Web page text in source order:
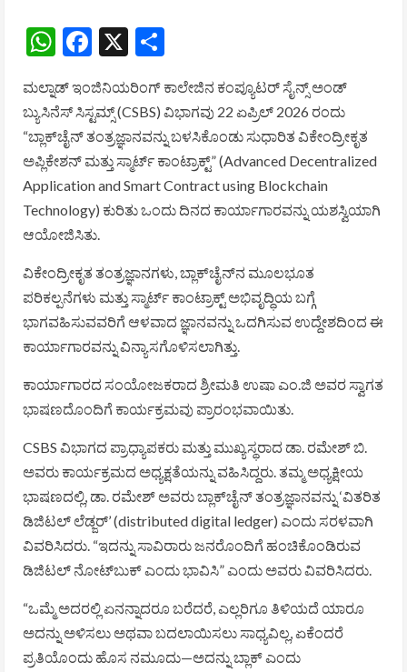
WhatsApp
Facebook
X
ಮಲ್ನಾಡ್ ಇಂಜಿನಿಯರಿಂಗ್ ಕಾಲೇಜಿನ ಕಂಪ್ಯೂಟರ್ ಸೈನ್ಸ್ ಅಂಡ್
ಬ್ಯುಸಿನೆಸ್ ಸಿಸ್ಟಮ್ಸ್ (CSBS) ವಿಭಾಗವು 22 ಏಪ್ರಿಲ್ 2026 ರಂದು
“ಬ್ಲಾಕ್‌ಚೈನ್ ತಂತ್ರಜ್ಞಾನವನ್ನು ಬಳಸಿಕೊಂಡು ಸುಧಾರಿತ ವಿಕೇಂದ್ರೀಕೃತ
ಅಪ್ಲಿಕೇಶನ್ ಮತ್ತು ಸ್ಮಾರ್ಟ್ ಕಾಂಟ್ರಾಕ್ಟ್” (Advanced Decentralized
Application and Smart Contract using Blockchain
Technology) ಕುರಿತು ಒಂದು ದಿನದ ಕಾರ್ಯಾಗಾರವನ್ನು ಯಶಸ್ವಿಯಾಗಿ
ಆಯೋಜಿಸಿತು.
ವಿಕೇಂದ್ರೀಕೃತ ತಂತ್ರಜ್ಞಾನಗಳು, ಬ್ಲಾಕ್‌ಚೈನ್‌ನ ಮೂಲಭೂತ
ಪರಿಕಲ್ಪನೆಗಳು ಮತ್ತು ಸ್ಮಾರ್ಟ್ ಕಾಂಟ್ರಾಕ್ಟ್ ಅಭಿವೃದ್ಧಿಯ ಬಗ್ಗೆ
ಭಾಗವಹಿಸುವವರಿಗೆ ಆಳವಾದ ಜ್ಞಾನವನ್ನು ಒದಗಿಸುವ ಉದ್ದೇಶದಿಂದ ಈ
ಕಾರ್ಯಾಗಾರವನ್ನು ವಿನ್ಯಾಸಗೊಳಿಸಲಾಗಿತ್ತು.
ಕಾರ್ಯಾಗಾರದ ಸಂಯೋಜಕರಾದ ಶ್ರೀಮತಿ ಉಷಾ ಎಂ.ಜಿ ಅವರ ಸ್ವಾಗತ
ಭಾಷಣದೊಂದಿಗೆ ಕಾರ್ಯಕ್ರಮವು ಪ್ರಾರಂಭವಾಯಿತು.
CSBS ವಿಭಾಗದ ಪ್ರಾಧ್ಯಾಪಕರು ಮತ್ತು ಮುಖ್ಯಸ್ಥರಾದ ಡಾ. ರಮೇಶ್ ಬಿ.
ಅವರು ಕಾರ್ಯಕ್ರಮದ ಅಧ್ಯಕ್ಷತೆಯನ್ನು ವಹಿಸಿದ್ದರು. ತಮ್ಮ ಅಧ್ಯಕ್ಷೀಯ
ಭಾಷಣದಲ್ಲಿ, ಡಾ. ರಮೇಶ್ ಅವರು ಬ್ಲಾಕ್‌ಚೈನ್ ತಂತ್ರಜ್ಞಾನವನ್ನು ‘ವಿತರಿತ
ಡಿಜಿಟಲ್ ಲೆಡ್ಜರ್’ (distributed digital ledger) ಎಂದು ಸರಳವಾಗಿ
ವಿವರಿಸಿದರು. “ಇದನ್ನು ಸಾವಿರಾರು ಜನರೊಂದಿಗೆ ಹಂಚಿಕೊಂಡಿರುವ
ಡಿಜಿಟಲ್ ನೋಟ್‌ಬುಕ್ ಎಂದು ಭಾವಿಸಿ” ಎಂದು ಅವರು ವಿವರಿಸಿದರು.
“ಒಮ್ಮೆ ಅದರಲ್ಲಿ ಏನನ್ನಾದರೂ ಬರೆದರೆ, ಎಲ್ಲರಿಗೂ ತಿಳಿಯದೆ ಯಾರೂ
ಅದನ್ನು ಅಳಿಸಲು ಅಥವಾ ಬದಲಾಯಿಸಲು ಸಾಧ್ಯವಿಲ್ಲ, ಏಕೆಂದರೆ
ಪ್ರತಿಯೊಂದು ಹೊಸ ನಮೂದು—ಅದನ್ನು ಬ್ಲಾಕ್ ಎಂದು